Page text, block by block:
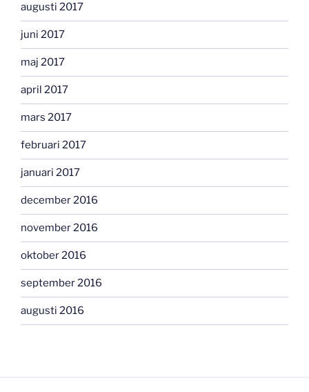
augusti 2017
juni 2017
maj 2017
april 2017
mars 2017
februari 2017
januari 2017
december 2016
november 2016
oktober 2016
september 2016
augusti 2016